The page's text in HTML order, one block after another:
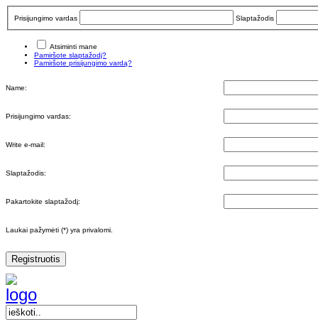
Prisijungimo vardas Slaptažodis
Atsiminti mane
Pamiršote slaptažodį?
Pamiršote prisijungimo vardą?
Name:
Prisijungimo vardas:
Write e-mail:
Slaptažodis:
Pakartokite slaptažodį:
Laukai pažymėti (*) yra privalomi.
Registruotis